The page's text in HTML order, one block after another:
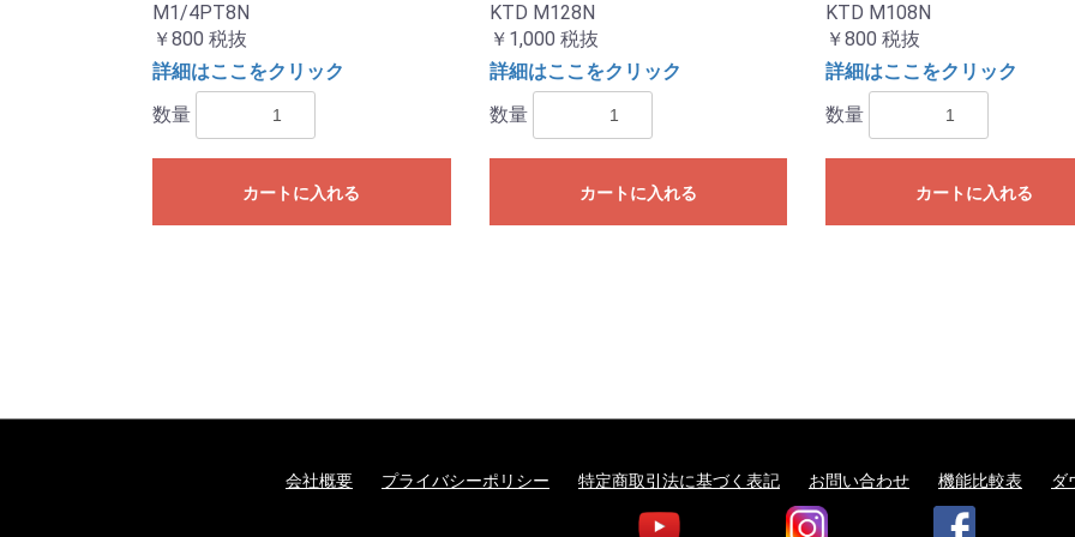
M1/4PT8N
￥800 税抜
詳細はここをクリック
数量
カートに入れる
KTD M128N
￥1,000 税抜
詳細はここをクリック
数量
カートに入れる
KTD M108N
￥800 税抜
詳細はここをクリック
数量
カートに入れる
会社概要 プライバシーポリシー 特定商取引法に基づく表記 お問い合わせ 機能比較表 ダ